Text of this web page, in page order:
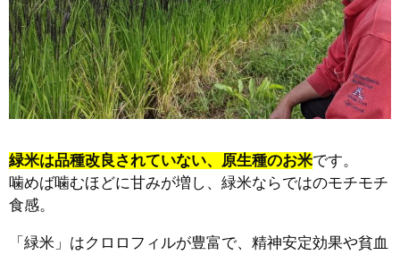
緑米は品種改良されていない、原生種のお米です。
噛めば噛むほどに甘みが増し、緑米ならではのモチモチ
食感。
「緑米」はクロロフィルが豊富で、精神安定効果や貧血